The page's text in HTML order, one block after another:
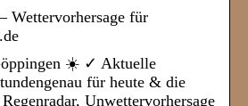
Wettervorhersage für
☀️ ✓ Aktuelle
für heute & die
Unwettervorhersage